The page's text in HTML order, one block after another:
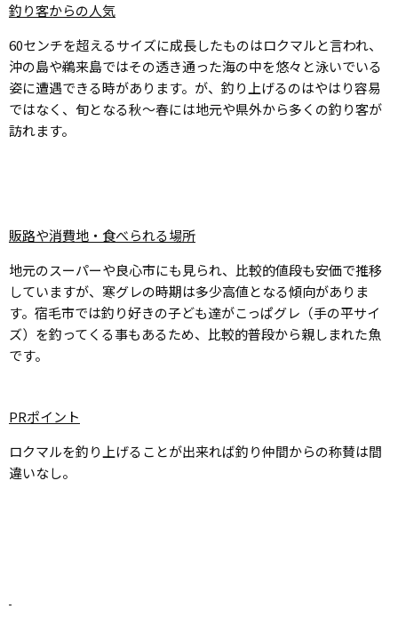
釣り客からの人気
60センチを超えるサイズに成長したものはロクマルと言われ、
沖の島や鵜来島ではその透き通った海の中を悠々と泳いでいる
姿に遭遇できる時があります。が、釣り上げるのはやはり容易
ではなく、旬となる秋～春には地元や県外から多くの釣り客が
訪れます。
販路や消費地・食べられる場所
地元のスーパーや良心市にも見られ、比較的値段も安価で推移
していますが、寒グレの時期は多少高値となる傾向がありま
す。宿毛市では釣り好きの子ども達がこっぱグレ（手の平サイ
ズ）を釣ってくる事もあるため、比較的普段から親しまれた魚
です。
PRポイント
ロクマルを釣り上げることが出来れば釣り仲間からの称賛は間
違いなし。